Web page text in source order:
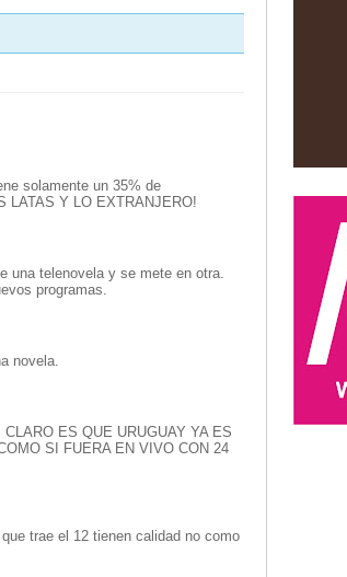
solamente un 35% de
LATAS Y LO EXTRANJERO!
una telenovela y se mete en otra.
programas.
novela.
ES QUE URUGUAY YA ES
SI FUERA EN VIVO CON 24
trae el 12 tienen calidad no como